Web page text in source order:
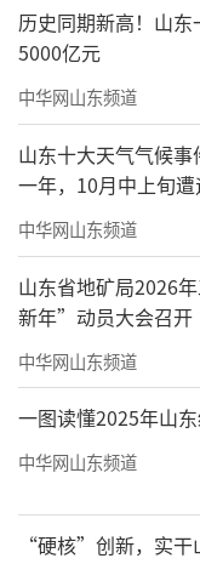
5〕13号），华
账户支付，推
将资金转至各
完成资金套取
费用。
这一表述揭
税务机关
睿商务服务有
以“保证金”、
备用金”、“
项，存在资金交
从南宁市
票企业本身也
历史同期新高！山
5000亿元
中华网山东频道
山东十大天气气候
一年，10月中上旬
中华网山东频道
山东省地矿局2026
新年”动员大会召开
中华网山东频道
一图读懂2025年山
中华网山东频道
“硬核”创新，实干